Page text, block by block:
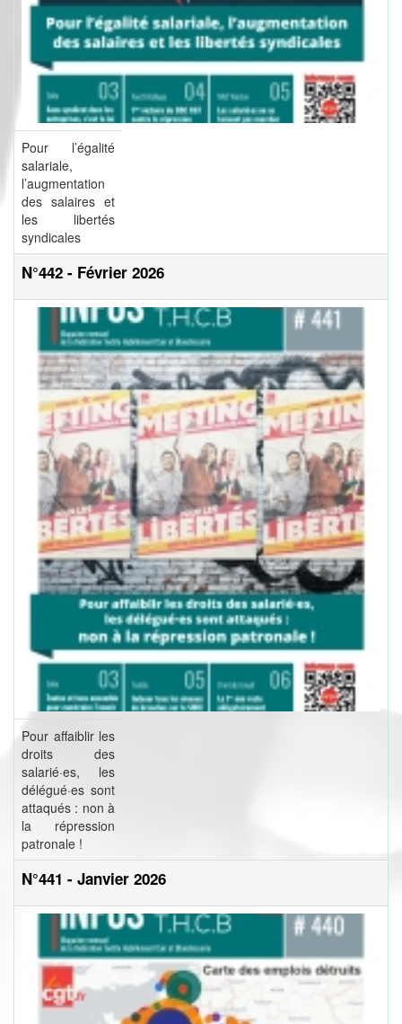
Pour l’égalité
salariale,
l’augmentation
des salaires et
les libertés
syndicales
N°442 - Février 2026
Pour affaiblir les
droits des
salarié·es, les
délégué·es sont
attaqués : non à
la répression
patronale !
N°441 - Janvier 2026